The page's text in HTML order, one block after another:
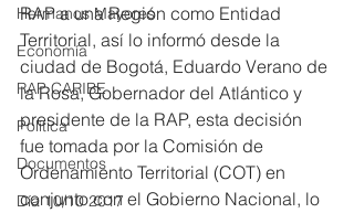
Hermanos Mayores
Economía
RAP CARIBE
Política
Documentos
Día 10/10 2017
RAP a una Región como Entidad
Territorial, así lo informó desde la
ciudad de Bogotá, Eduardo Verano de
la Rosa, Gobernador del Atlántico y
presidente de la RAP, esta decisión
fue tomada por la Comisión de
Ordenamiento Territorial (COT) en
conjunto con el Gobierno Nacional, lo